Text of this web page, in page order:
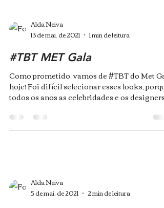
Alda Neiva
13 de mai. de 2021
1 min de leitura
#TBT MET Gala
Como prometido, vamos de #TBT do Met
hoje! Foi difícil selecionar esses looks, porque
todos os anos as celebridades e os designers...
Alda Neiva
5 de mai. de 2021
2 min de leitura